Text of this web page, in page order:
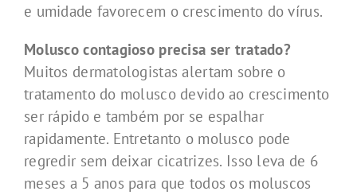
e umidade favorecem o crescimento do vírus.
Molusco contagioso precisa ser tratado?
Muitos dermatologistas alertam sobre o
tratamento do molusco devido ao crescimento
ser rápido e também por se espalhar
rapidamente. Entretanto o molusco pode
regredir sem deixar cicatrizes. Isso leva de 6
meses a 5 anos para que todos os moluscos